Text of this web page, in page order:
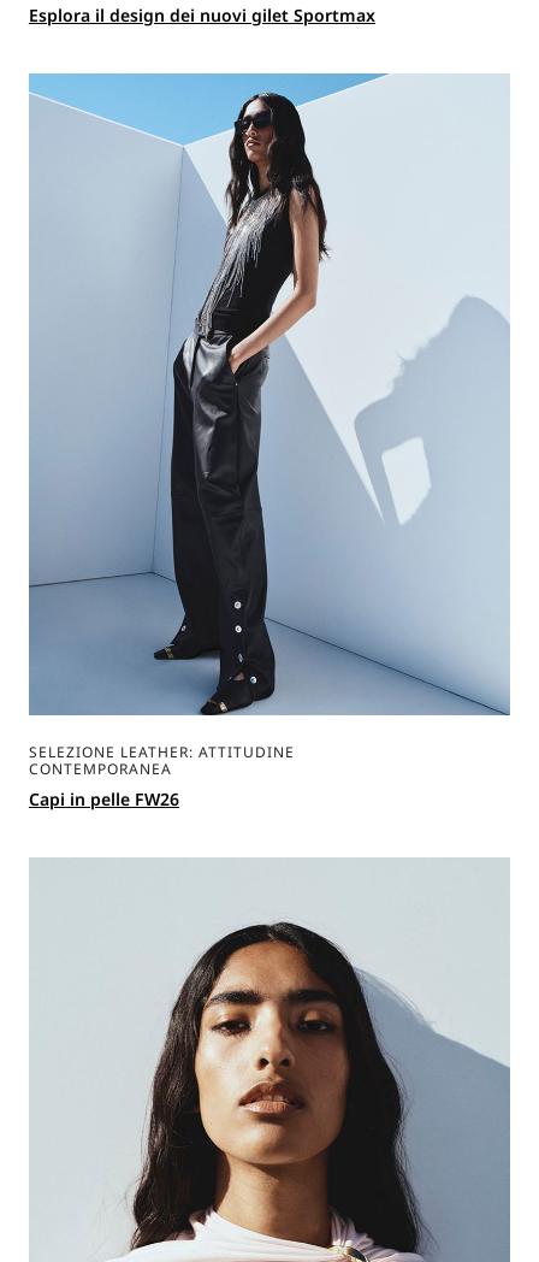
Esplora il design dei nuovi gilet Sportmax
SELEZIONE LEATHER: ATTITUDINE
CONTEMPORANEA
Capi in pelle FW26